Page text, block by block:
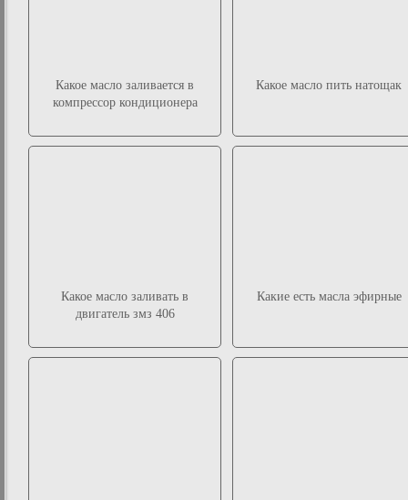
Какое масло заливается в
компрессор кондиционера
Какое масло пить натощак
Какое масло заливать в
двигатель змз 406
Какие есть масла эфирные